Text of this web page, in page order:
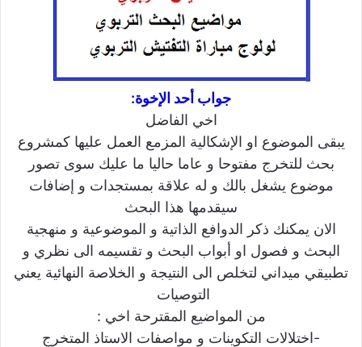
جواب أحد الإخوة:
اخي الفاضل
يبقى الموضوع او الإشكالية المزمع العمل عليها كمشروع
بحث للتخرج مفتوحا و عاما حاليا ما عليك سوى تصور
موضوع يشغل بالك و له علاقة بمستجدات و إضافات
سيقدمها هذا البحث
الان يمكنك ذكر الدوافع الذاتية و الموضوعية و منهجية
البحث و فصول او أبواب البحث و تقسيمه الى نظري و
تطبيقي ميداني لتخلص الى النتيجة و الخلاصة النهائية يعني
التوصيات
من المواضيع المقترحة اخي :
-اختلالات التكوينات و مواصفات الاستاذ المتخرج